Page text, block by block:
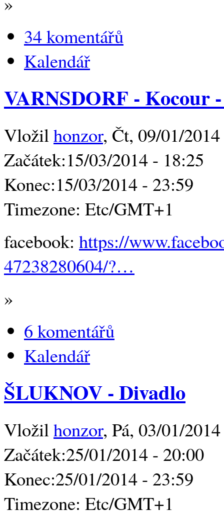
34 komentářů
Kalendář
VARNSDORF - Kocour
Vložilhonzor, Čt, 09/01/
Začátek:15/03/2014 - 18:25
Konec:15/03/2014 - 23:59
Timezone: Etc/GMT+1
facebook: https://
47238280604/?…
»
6 komentářů
Kalendář
ŠLUKNOV - Divadlo
Vložilhonzor, Pá, 03/01/
Začátek:25/01/2014 - 20:00
Konec:25/01/2014 - 23:59
Timezone: Etc/GMT+1